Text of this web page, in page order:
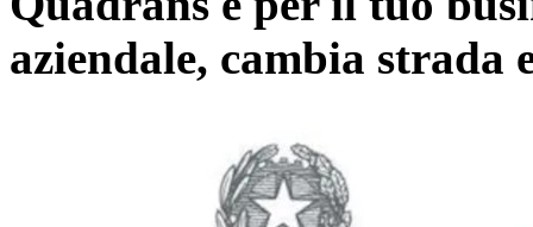
aziendale, cambia strada